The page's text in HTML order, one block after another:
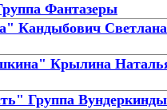
Фантазеры
Кандыбович Светлана
Крылина
Группа Вундеркинды